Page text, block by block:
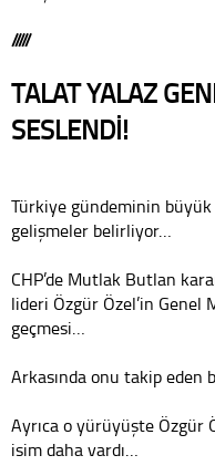
/////
TALAT YALAZ
SESLENDİ!
Türkiye gündeminin büyük
gelişmeler belirliyor…
CHP’de Mutlak Butlan
lideri Özgür Özel’in Genel
geçmesi…
Arkasında onu takip eden
Ayrıca o yürüyüşte Özgür
isim daha vardı…